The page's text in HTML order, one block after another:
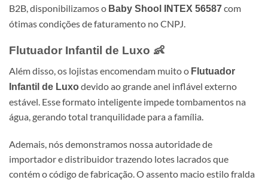
B2B, disponibilizamos o Baby Shool INTEX 56587com
ótimas condições de faturamento no CNPJ.
Flutuador Infantil de Luxo 👶
Além disso, os lojistas encomendam muito o Flutuador
Infantil de Luxodevido ao grande anel inflável externo
estável. Esse formato inteligente impede tombamentos na
água, gerando total tranquilidade para a família.
Ademais, nós demonstramos nossa autoridade de
importador e distribuidor trazendo lotes lacrados que
contém o código de fabricação. O assento macio estilo fralda